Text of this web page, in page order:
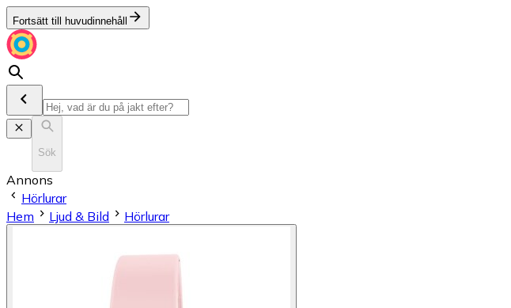
Fortsätt till huvudinnehåll
Sök
Annons
Hörlurar
Hem
Ljud & Bild Hörlurar